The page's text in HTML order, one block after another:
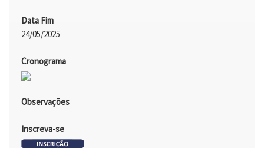
Data Fim
24/05/2025
Cronograma
Observações
Inscreva-se